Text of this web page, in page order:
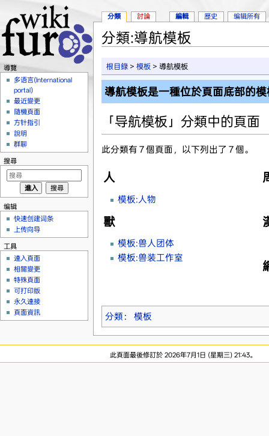
分類:導航模板
根目錄 >模板 > 導航模板
導航模板是一種位於頁面底部的
「导航模板」分類中的頁面
此分類有 7 個頁面，以下列出了 7 個。
人
模板:人物
獸
模板:兽人团体
模板:兽装工作室
分類 ： 模板
分類 討論 編輯 歷史 编辑所有
導覽
多语言(International
portal)
最近變更
隨機頁面
方针指引
說明
群聊
搜尋
编辑
快速创建词条
上传向导
工具
連入頁面
相關變更
特殊頁面
可打印版
永久連接
頁面資訊
此頁面最後修訂於 2026年7月1日 (星期三) 21:43。